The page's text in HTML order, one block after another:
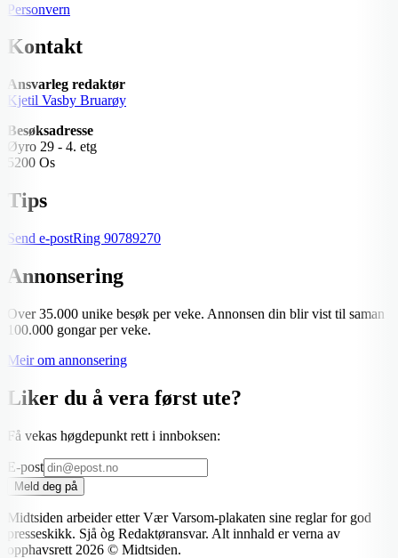
Personvern
Kontakt
Ansvarleg redaktør
Kjetil Vasby Bruarøy
Besøksadresse
Øyro 29 - 4. etg
5200 Os
Tips
Send e-postRing 90789270
Annonsering
Over 35.000 unike besøk per veke. Annonsen din blir vist til saman
100.000 gongar per veke.
Meir om annonsering
Liker du å vera først ute?
Få vekas høgdepunkt rett i innboksen:
E-post
Meld deg på
Midtsiden arbeider etter Vær Varsom-plakaten sine reglar for god
presseskikk. Sjå òg Redaktøransvar. Alt innhald er verna av
opphavsrett 2026 © Midtsiden.